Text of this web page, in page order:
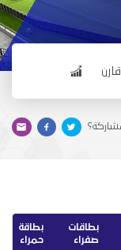
قارن
بطاقات
صفراء
بطاقة
حمراء